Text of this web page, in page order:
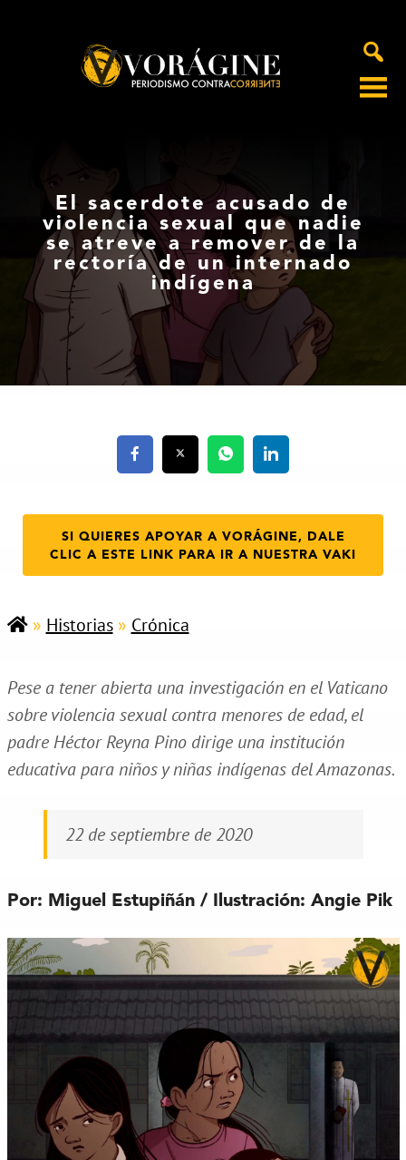
El sacerdote acusado de
violencia sexual que nadie
se atreve a remover de la
rectoría de un internado
indígena
SI QUIERES APOYAR A VORÁGINE, DALE
CLIC A ESTE LINK PARA IR A NUESTRA VAKI
» Historias» Crónica
Pese a tener abierta una investigación en el Vaticano
sobre violencia sexual contra menores de edad, el
padre Héctor Reyna Pino dirige una institución
educativa para niños y niñas indígenas del Amazonas.
22 de septiembre de 2020
Por: Miguel Estupiñán / Ilustración: Angie Pik